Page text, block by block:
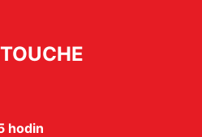
hodin